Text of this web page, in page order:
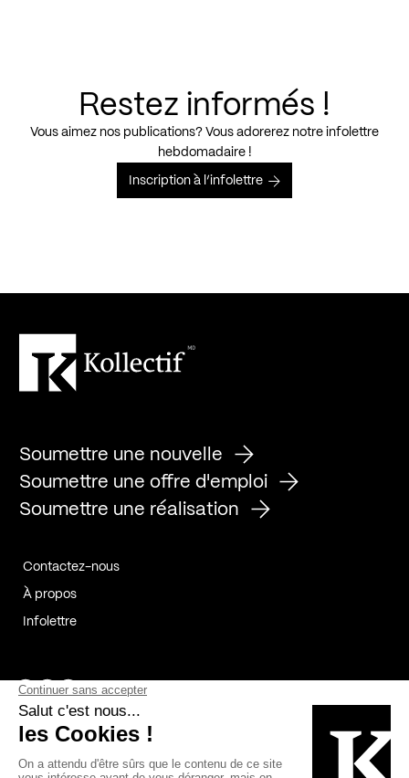
Restez informés !
Vous aimez nos publications? Vous adorerez notre infolettre
hebdomadaire !
Inscription à l’infolettre
Soumettre une nouvelle
Soumettre une offre d'emploi
Soumettre une réalisation
Contactez-nous
À propos
Infolettre
Page Facebook de Kollectif
Page Instagram de Kollectif
Page Linkedin de Kollectif